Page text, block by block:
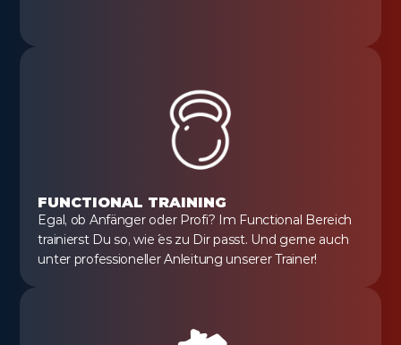
FUNCTIONAL TRAINING
Egal, ob Anfänger oder Profi? Im Functional Bereich
trainierst Du so, wie´ es zu Dir passt. Und gerne auch
unter professioneller Anleitung unserer Trainer!